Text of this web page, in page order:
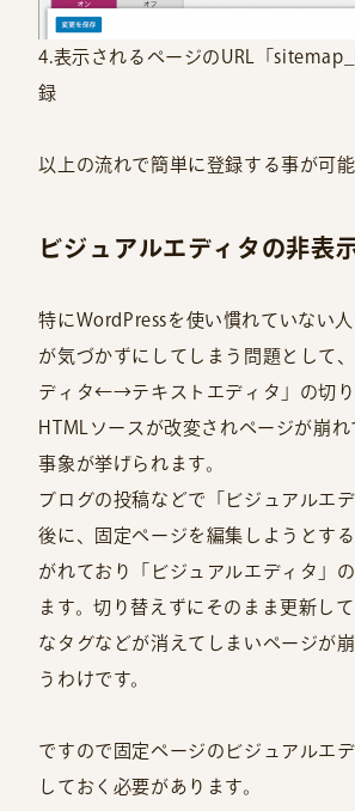
4.表示されるページのURL「
録
以上の流れで簡単に登録する事が可能
ビジュアルエディタの非表
特にWordPressを使い慣れていない
が気づかずにしてしまう問題として
ディタ←→テキストエディタ」の切り
HTMLソースが改変されページが崩れ
事象が挙げられます。
ブログの投稿などで「ビジュアルエ
後に、固定ページを編集しようとす
がれており「ビジュアルエディタ」
ます。切り替えずにそのまま更新し
なタグなどが消えてしまいページが
うわけです。
ですので固定ページのビジュアルエ
しておく必要があります。